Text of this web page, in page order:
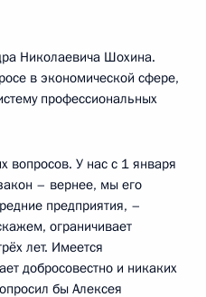
Николаевича Шохина.
в экономической сфере,
профессиональных
вопросов. У нас с 1 января
– вернее, мы его
предприятия, –
ограничивает
лет. Имеется
добросовестно и никаких
бы Алексея